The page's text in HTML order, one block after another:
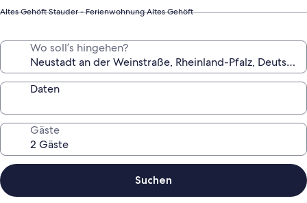
Altes Gehöft Stauder - Ferienwohnung Altes Gehöft
Wo soll’s hingehen?
Daten
Gäste
Suchen